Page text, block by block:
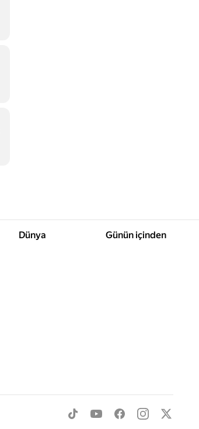
Dünya Günün içinden